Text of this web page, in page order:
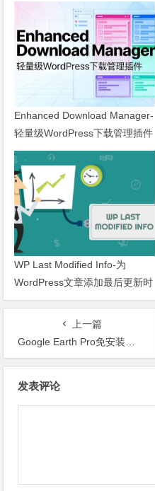
Enhanced Download Manager-
轻量级WordPress下载管理插件
WP Last Modified Info-为
WordPress文章添加最后更新时
间
上一篇
Google Earth Pro免安装便携版
发表评论